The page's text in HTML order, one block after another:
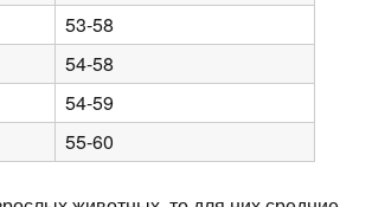
53-58
54-58
54-59
55-60